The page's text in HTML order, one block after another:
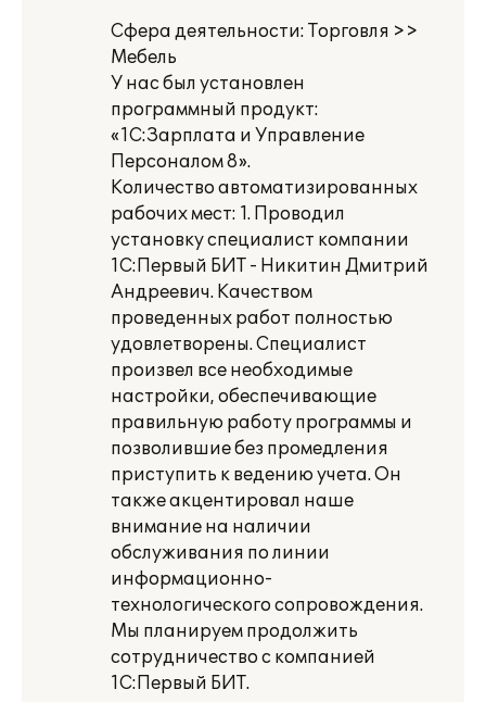
Сфера деятельности: Торговля >>
Мебель
У нас был установлен
программный продукт:
«1С:Зарплата и Управление
Персоналом 8».
Количество автоматизированных
рабочих мест: 1. Проводил
установку специалист компании
1С:Первый БИТ - Никитин Дмитрий
Андреевич. Качеством
проведенных работ полностью
удовлетворены. Специалист
произвел все необходимые
настройки, обеспечивающие
правильную работу программы и
позволившие без промедления
приступить к ведению учета. Он
также акцентировал наше
внимание на наличии
обслуживания по линии
информационно-
технологического сопровождения.
Мы планируем продолжить
сотрудничество с компанией
1С:Первый БИТ.